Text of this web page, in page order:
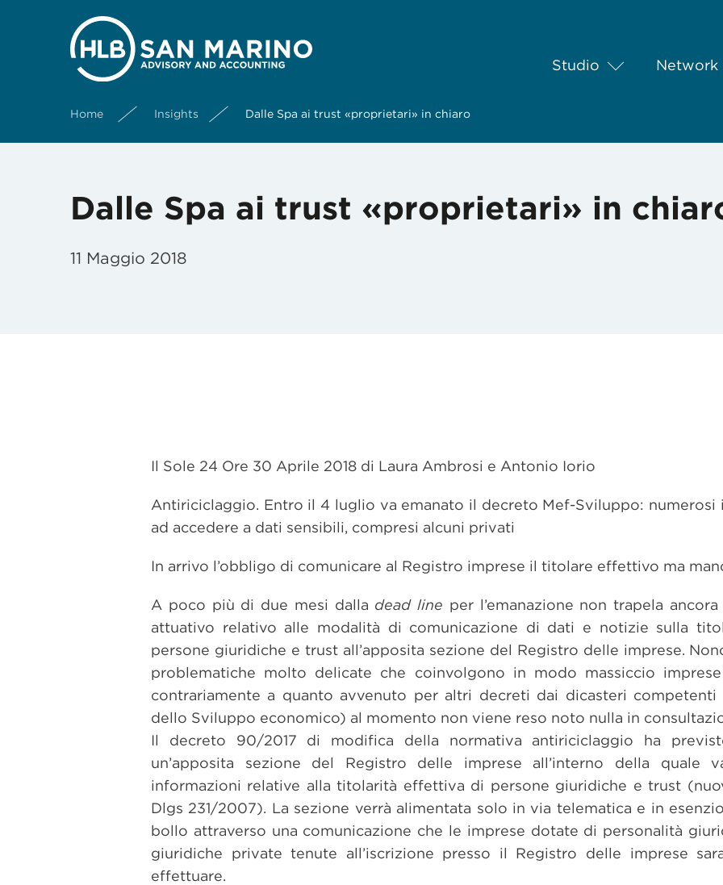
Studio Network
Home Insights Dalle Spa ai trust «proprietari» in chiaro
Dalle Spa ai trust «proprietari» in
11 Maggio 2018
Il Sole 24 Ore 30 Aprile 2018 di Laura Ambrosi e Antonio Iorio
Antiriciclaggio. Entro il 4 luglio va emanato il decreto Mef-Sviluppo:
ad accedere a dati sensibili, compresi alcuni privati
In arrivo l’obbligo di comunicare al Registro imprese il titolare effettivo ma
A poco più di due mesi dalla dead line per l’emanazione non trapela
attuativo relativo alle modalità di comunicazione di dati e notizie sulla
persone giuridiche e trust all’apposita sezione del Registro delle imprese.
problematiche molto delicate che coinvolgono in modo massiccio
contrariamente a quanto avvenuto per altri decreti dai dicasteri
dello Sviluppo economico) al momento non viene reso noto nulla in
Il decreto 90/2017 di modifica della normativa antiriciclaggio ha
un’apposita sezione del Registro delle imprese all’interno della quale
informazioni relative alla titolarità effettiva di persone giuridiche e trust
Dlgs 231/2007). La sezione verrà alimentata solo in via telematica e in
bollo attraverso una comunicazione che le imprese dotate di personalità
giuridiche private tenute all’iscrizione presso il Registro delle imprese
effettuare.